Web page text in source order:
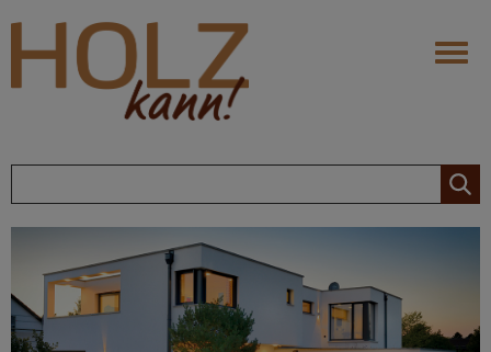
Navigation
Ihr Infoportal fürs Bauen mit
Holz
Nachhaltigkeit
Langlebigkeit
Flexibilität
Zimmerer